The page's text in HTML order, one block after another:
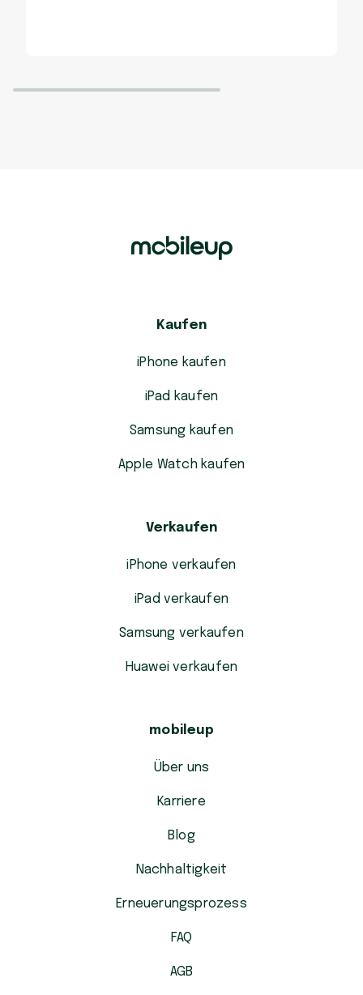
Kaufen
iPhone kaufen
iPad kaufen
Samsung kaufen
Apple Watch kaufen
Verkaufen
iPhone verkaufen
iPad verkaufen
Samsung verkaufen
Huawei verkaufen
mobileup
Über uns
Karriere
Blog
Nachhaltigkeit
Erneuerungsprozess
FAQ
AGB